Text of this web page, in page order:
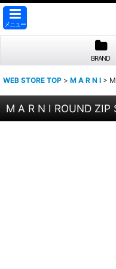
メニュー
BRAND
WEB STORE TOP > M A R N I >
M A R N I ROUND ZIP